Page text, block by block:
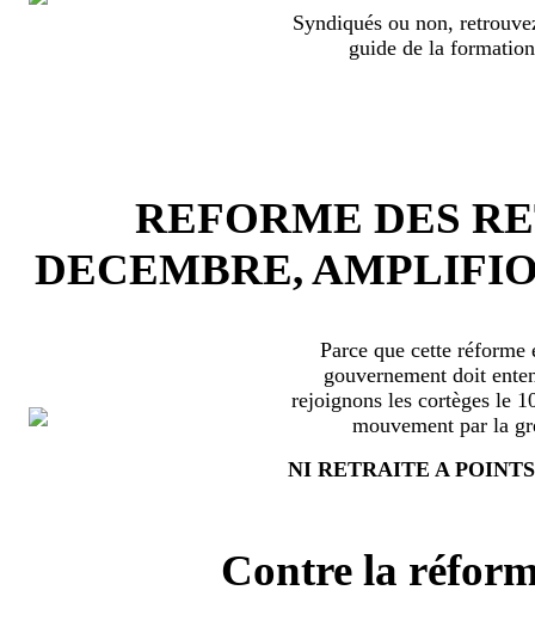
Syndiqués ou non,
guide de la
REFORME DES
DECEMBRE,
Parce que cette
gouvernement doit
rejoignons les cortèges le
mouvement par la
NI RETRAITE A
Contre la